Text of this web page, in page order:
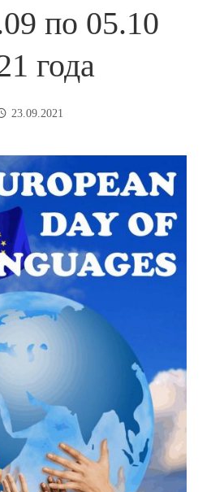
по 05.10
года
23.09.2021